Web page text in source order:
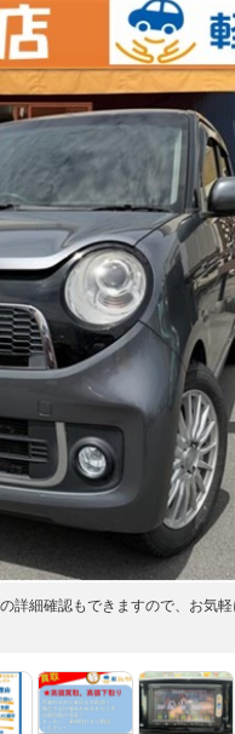
詳細確認もできますので、お気軽